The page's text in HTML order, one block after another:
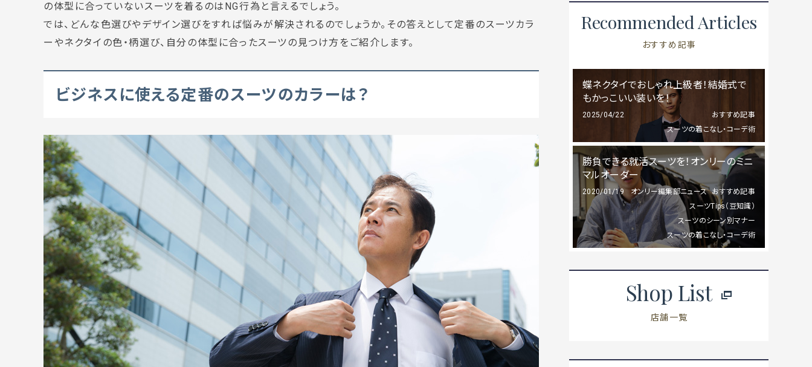
の体型に合っていないスーツを着るのは NG行為 と言えるでしょう。
では、どんな色選びやデザイン選びをすれば悩みが解決されるのでしょうか。その答えとして定番のスーツカラ
ーやネクタイの色・柄選び、 自分の体型に合ったスーツの見つけ方 をご紹介します。
ビジネスに使える定番のスーツのカラーは？
Recommended Articles
おすすめ記事
蝶ネクタイでおしゃれ上級者！結婚式で
もかっこいい装いを！
2025/04/22
おすすめ記事
スーツの着こなし・コーデ術
勝負できる就活スーツを！オンリーのミニ
マルオーダー
2020/01/19 おすすめ記事
オンリー編集部ニュース
スーツTips（豆知識）
スーツのシーン別マナー
スーツの着こなし・コーデ術
Shop List
店舗一覧